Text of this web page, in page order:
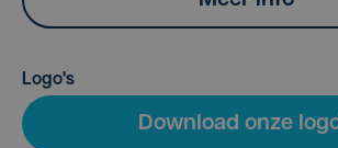
Logo's
Download onze